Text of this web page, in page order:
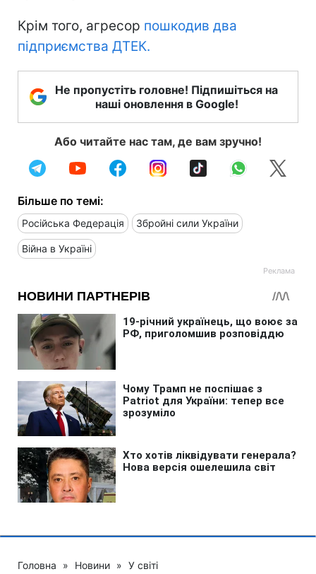
Крім того, агресор пошкодив два
підприємства ДТЕК.
Не пропустіть головне! Підпишіться на
наші оновлення в Google!
Або читайте нас там, де вам зручно!
Більше по темі:
Російська Федерація Збройні сили України
Війна в Україні
Головна » Новини » У світі